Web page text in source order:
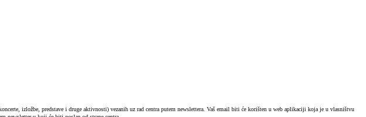
izložbe, predstave i druge aktivnosti) vezanih uz rad centra putem newslettera. Vaš email biti će korišten u web aplikaciji koja je u vlasništvu